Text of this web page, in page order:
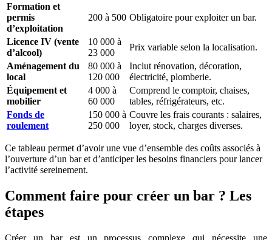
Formation et
permis
d’exploitation
200 à 500 Obligatoire pour exploiter un bar.
Licence IV (vente
d’alcool)
10 000 à
23 000
Prix variable selon la localisation.
Aménagement du
local
80 000 à
120 000
Inclut rénovation, décoration,
électricité, plomberie.
Équipement et
mobilier
4 000 à
60 000
Comprend le comptoir, chaises,
tables, réfrigérateurs, etc.
Fonds de
roulement
150 000 à
250 000
Couvre les frais courants : salaires,
loyer, stock, charges diverses.
Ce tableau permet d’avoir une vue d’ensemble des coûts associés à
l’ouverture d’un bar et d’anticiper les besoins financiers pour lancer
l’activité sereinement.
Comment faire pour créer un bar ? Les
étapes
Créer un bar est un processus complexe qui nécessite une